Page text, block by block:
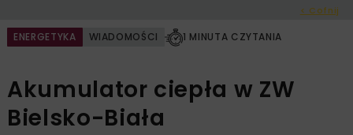
< Cofnij
ENERGETYKA WIADOMOŚCI 1 MINUTA CZYTANIA
Akumulator ciepła w ZW
Bielsko-Biała